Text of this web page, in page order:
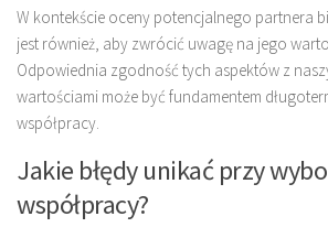
W kontekście oceny potencjalnego partnera
jest również, aby zwrócić uwagę na jego
Odpowiednia zgodność tych aspektów z
wartościami może być fundamentem
współpracy.
Jakie błędy unikać przy
współpracy?